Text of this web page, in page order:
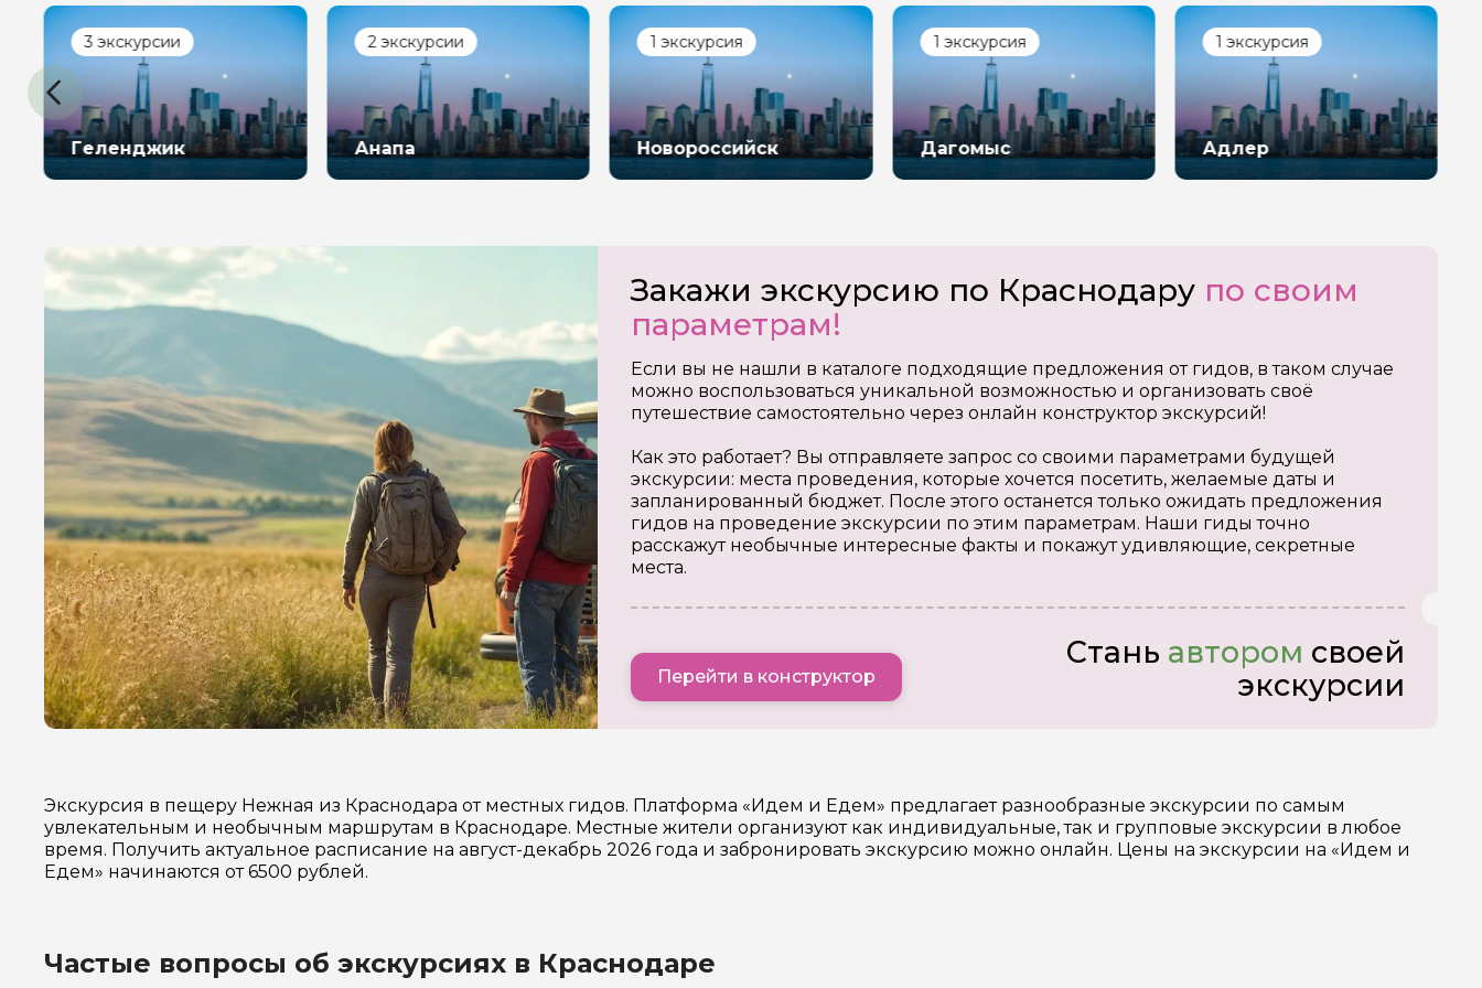
3 экскурсии
Геленджик
2 экскурсии
Анапа
1 экскурсия
Новороссийск
1 экскурсия
Дагомыс
1 экскурсия
Адлер
Закажи экскурсию по Краснодару по своим
параметрам!
Если вы не нашли в каталоге подходящие предложения от гидов, в таком случае
можно воспользоваться уникальной возможностью и организовать своё
путешествие самостоятельно через онлайн конструктор экскурсий!
Как это работает? Вы отправляете запрос со своими параметрами будущей
экскурсии: места проведения, которые хочется посетить, желаемые даты и
запланированный бюджет. После этого останется только ожидать предложения
гидов на проведение экскурсии по этим параметрам. Наши гиды точно
расскажут необычные интересные факты и покажут удивляющие, секретные
места.
Перейти в конструктор
Стань автором своей
экскурсии
Экскурсия в пещеру Нежная из Краснодара от местных гидов. Платформа «Идем и Едем» предлагает разнообразные экскурсии по самым
увлекательным и необычным маршрутам в Краснодаре. Местные жители организуют как индивидуальные, так и групповые экскурсии в любое
время. Получить актуальное расписание на август-декабрь 2026 года и забронировать экскурсию можно онлайн. Цены на экскурсии на «Идем и
Едем» начинаются от 6500 рублей.
Частые вопросы об экскурсиях в Краснодаре